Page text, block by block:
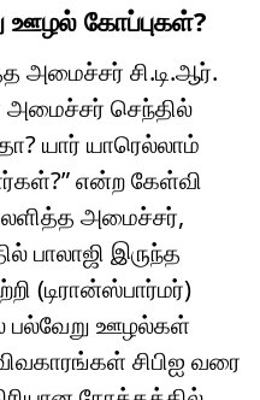
ஊழல் கோப்புகள்?
அமைச்சர் சி.டி.ஆர்.
அமைச்சர் செந்தில்
யார் யாரெல்லாம்
என்ற கேள்வி
அமைச்சர்,
பாலாஜி இருந்த
(டிரான்ஸ்பார்மர்)
பல்வேறு ஊழல்கள்
சிபிஐ வரை